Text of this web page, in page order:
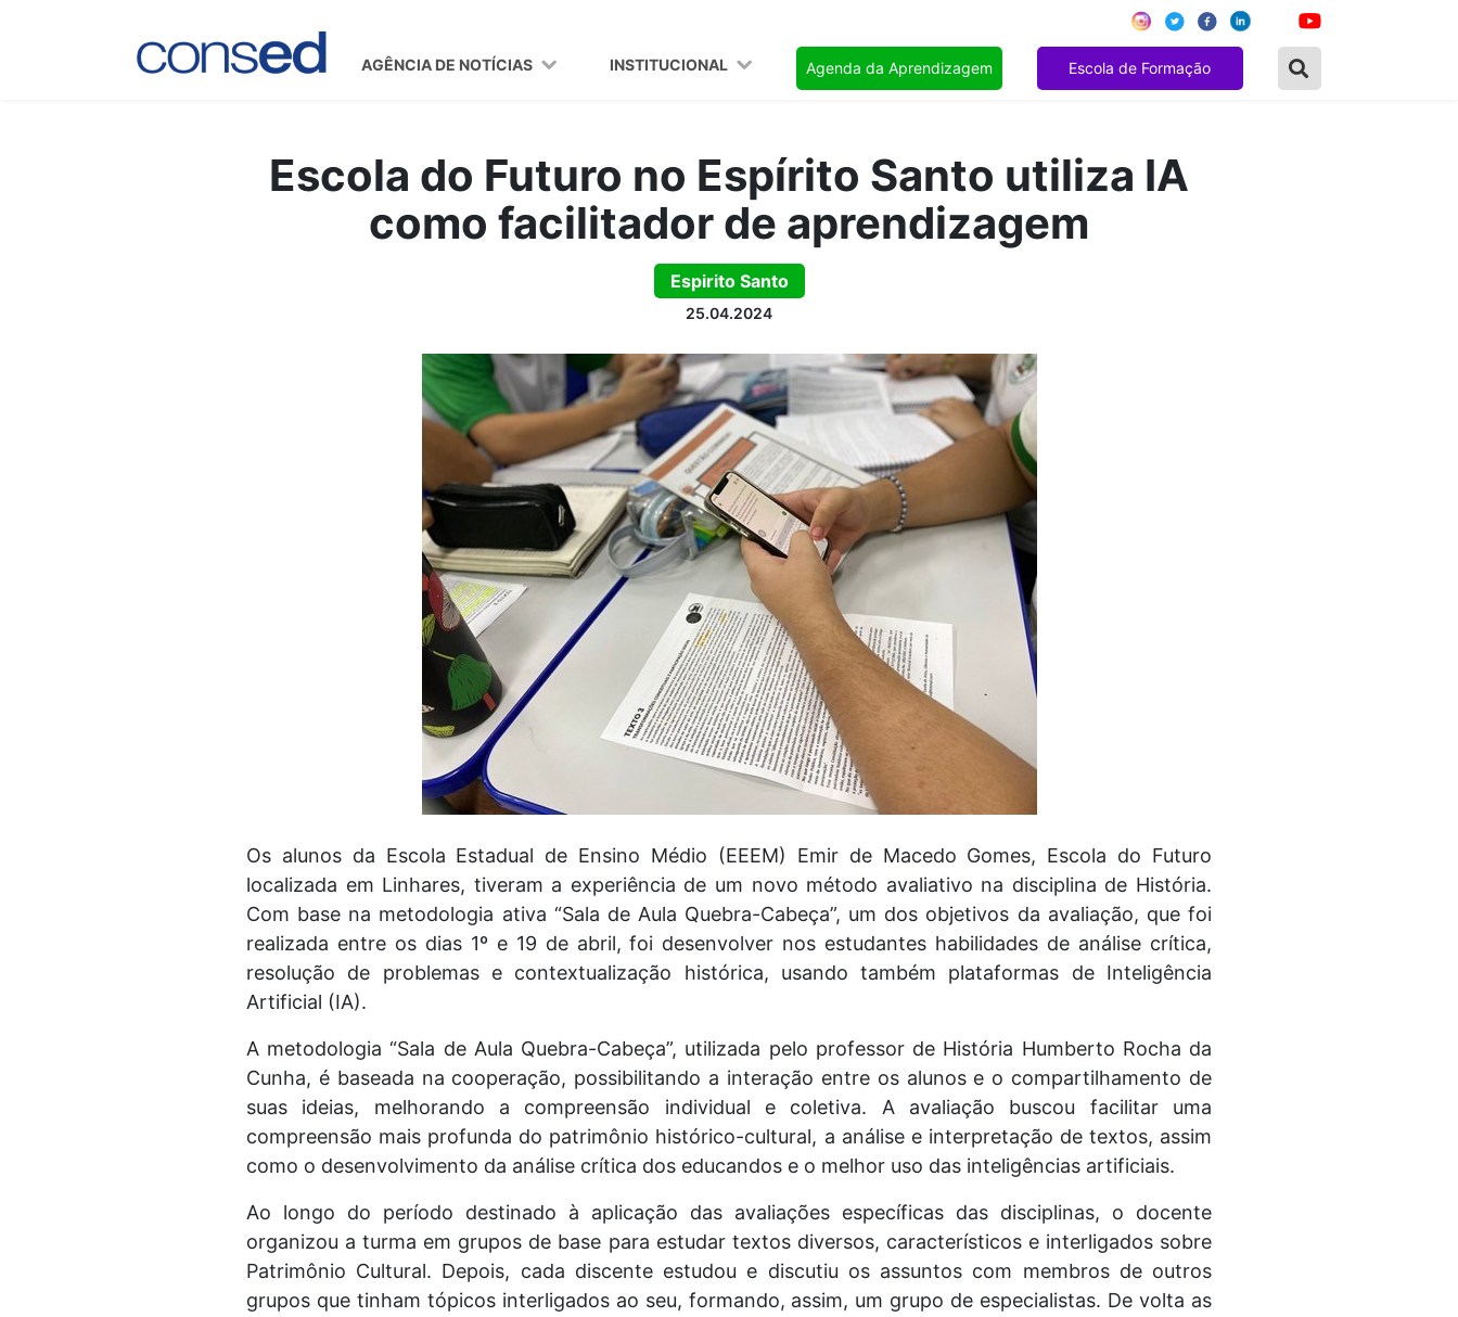
AGÊNCIA DE NOTÍCIAS INSTITUCIONAL Agenda da Aprendizagem Escola de Formação
Escola do Futuro no Espírito Santo utiliza IA
como facilitador de aprendizagem
Espirito Santo
25.04.2024
Os alunos da Escola Estadual de Ensino Médio (EEEM) Emir de Macedo Gomes, Escola do Futuro
localizada em Linhares, tiveram a experiência de um novo método avaliativo na disciplina de História.
Com base na metodologia ativa “Sala de Aula Quebra-Cabeça”, um dos objetivos da avaliação, que foi
realizada entre os dias 1º e 19 de abril, foi desenvolver nos estudantes habilidades de análise crítica,
resolução de problemas e contextualização histórica, usando também plataformas de Inteligência
Artificial (IA).
A metodologia “Sala de Aula Quebra-Cabeça”, utilizada pelo professor de História Humberto Rocha da
Cunha, é baseada na cooperação, possibilitando a interação entre os alunos e o compartilhamento de
suas ideias, melhorando a compreensão individual e coletiva. A avaliação buscou facilitar uma
compreensão mais profunda do patrimônio histórico-cultural, a análise e interpretação de textos, assim
como o desenvolvimento da análise crítica dos educandos e o melhor uso das inteligências artificiais.
Ao longo do período destinado à aplicação das avaliações específicas das disciplinas, o docente
organizou a turma em grupos de base para estudar textos diversos, característicos e interligados sobre
Patrimônio Cultural. Depois, cada discente estudou e discutiu os assuntos com membros de outros
grupos que tinham tópicos interligados ao seu, formando, assim, um grupo de especialistas. De volta as